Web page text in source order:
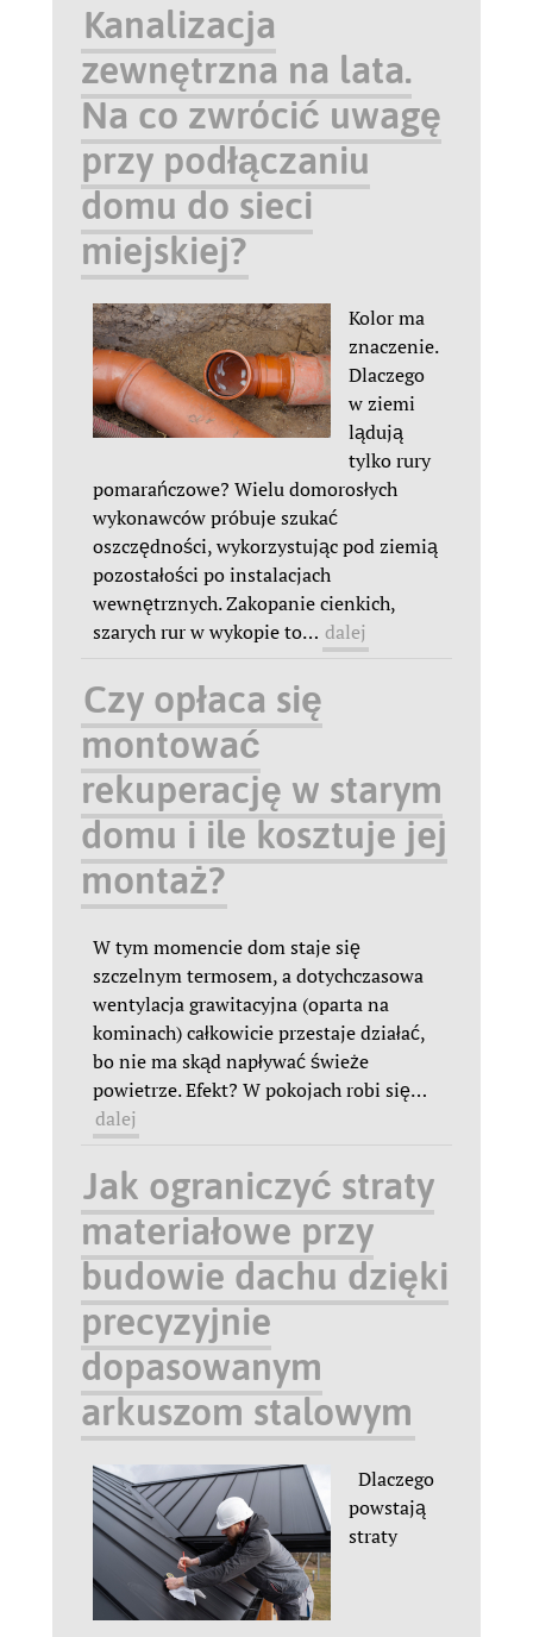
Kanalizacja
zewnętrzna na lata.
Na co zwrócić uwagę
przy podłączaniu
domu do sieci
miejskiej?
Kolor ma
znaczenie.
Dlaczego
w ziemi
lądują
tylko rury
pomarańczowe? Wielu domorosłych
wykonawców próbuje szukać
oszczędności, wykorzystując pod ziemią
pozostałości po instalacjach
wewnętrznych. Zakopanie cienkich,
szarych rur w wykopie to… dalej
Czy opłaca się
montować
rekuperację w starym
domu i ile kosztuje jej
montaż?
W tym momencie dom staje się
szczelnym termosem, a dotychczasowa
wentylacja grawitacyjna (oparta na
kominach) całkowicie przestaje działać,
bo nie ma skąd napływać świeże
powietrze. Efekt? W pokojach robi się…
dalej
Jak ograniczyć straty
materiałowe przy
budowie dachu dzięki
precyzyjnie
dopasowanym
arkuszom stalowym
Dlaczego
powstają
straty